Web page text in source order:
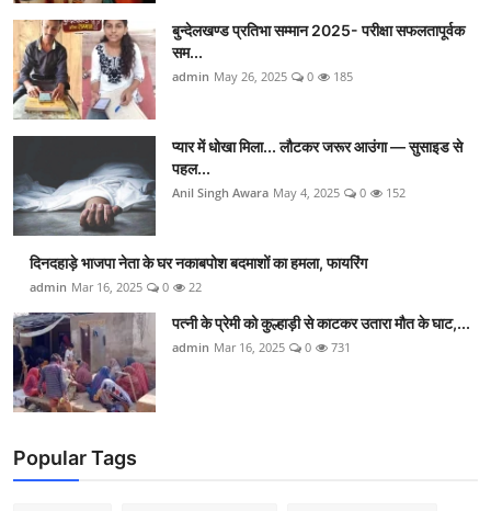
बुन्देलखण्ड प्रतिभा सम्मान 2025- परीक्षा सफलतापूर्वक
सम...
admin May 26, 2025 0 185
प्यार में धोखा मिला... लौटकर जरूर आउंगा — सुसाइड से
पहल...
Anil Singh Awara May 4, 2025 0 152
दिनदहाड़े भाजपा नेता के घर नकाबपोश बदमाशों का हमला, फायरिंग
admin Mar 16, 2025 0 22
पत्नी के प्रेमी को कुल्हाड़ी से काटकर उतारा मौत के घाट,...
admin Mar 16, 2025 0 731
Popular Tags